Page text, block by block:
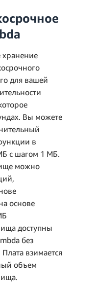
хранение
для вашей
Вы можете
в
с шагом 1 МБ.
можно
основе
доступны
без
взимается
объем